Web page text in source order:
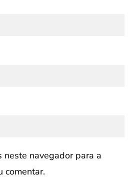
neste navegador para a
comentar.